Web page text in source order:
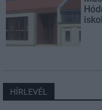
HÍRLEVÉL